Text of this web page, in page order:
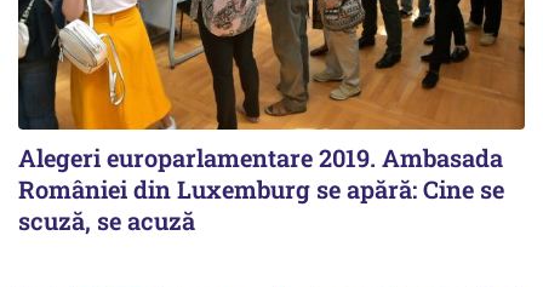
Alegeri europarlamentare 2019. Ambasada
României din Luxemburg se apără: Cine se
scuză, se acuză